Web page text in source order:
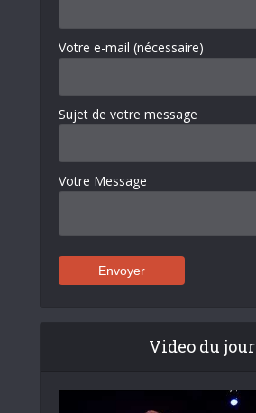
Votre e-mail (nécessaire)
Sujet de votre message
Votre Message
Video du jour